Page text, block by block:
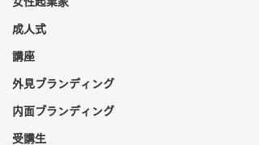
成人式
講座
外見ブランディング
内面ブランディング
受講生